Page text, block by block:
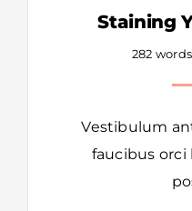
Staining
282 words
Vestibulum
faucibus